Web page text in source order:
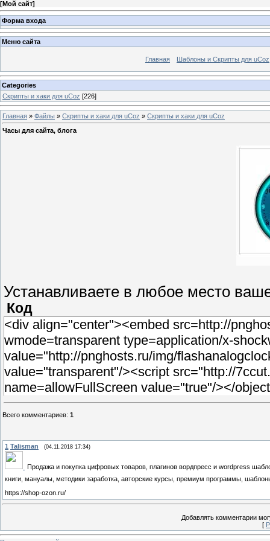
[Мой сайт]
Форма входа
Меню сайта
Главная Шаблоны и Скрипты для uCoz
Categories
Скрипты и хаки для uCoz [226]
Главная » Файлы » Скрипты и хаки для uCoz » Скрипты и хаки для uCoz
Часы для сайта, блога
Устанавливаете в любое место
Код
<div align="center"><embed src=http://
wmode=transparent type=application/x-
value="http://pnghosts.ru/img/
value="transparent"/><script src="http://
name=allowFullScreen value="true"/></
Всего комментариев: 1
1 Talisman (04.11.2018 17:34)
Продажа и покупка цифровых товаров, плагинов вордпресс и wordpress
книги, мануалы, методики заработка, авторские курсы, премиум программы,
https://shop-ozon.ru/
Добавлять комментарии
[